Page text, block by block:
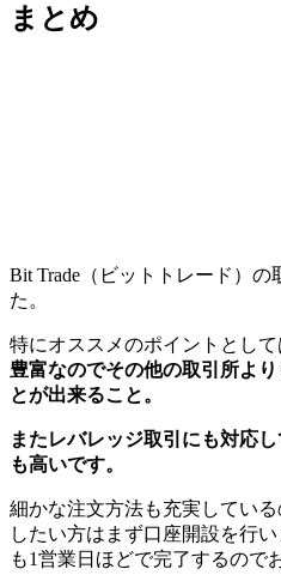
まとめ
Bit Trade（ビットトレード）
た。
特にオススメのポイントとして
豊富なのでその他の取引所よ
とが出来ること。
またレバレッジ取引にも対応
も高いです。
細かな注文方法も充実してい
したい方はまず口座開設を行
も1営業日ほどで完了するので